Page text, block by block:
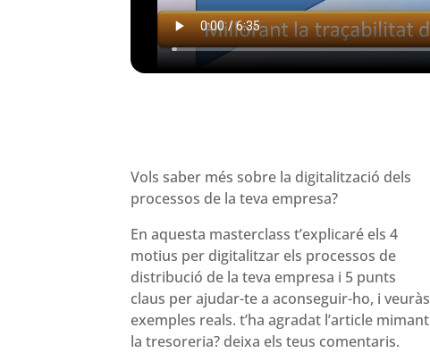
Vols saber més sobre la digitalització dels
processos de la teva empresa?
En aquesta masterclass t’explicaré els 4
motius per digitalitzar els processos de
distribució de la teva empresa i 5 punts
claus per ajudar-te a aconseguir-ho, i veuràs
exemples reals. t’ha agradat l’article mimant
la tresoreria? deixa els teus comentaris.